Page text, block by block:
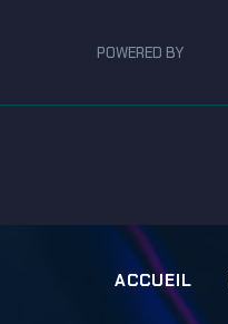
POWERED BY
ACCUEIL